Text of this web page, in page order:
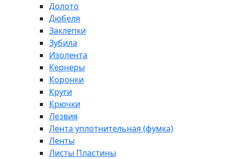
Долото
Дюбеля
Заклепки
Зубила
Изолента
Кернеры
Коронки
Круги
Крючки
Лезвия
Лента уплотнительная (фумка)
Ленты
Листы Пластины